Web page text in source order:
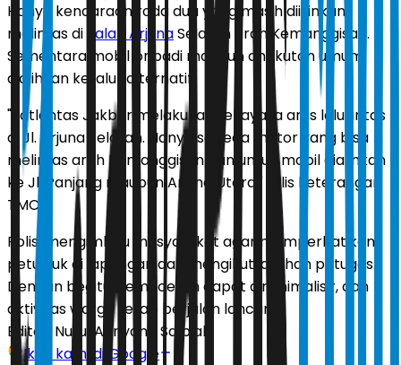
Hanya kendaraan roda dua yang masih diizinkan
melintas di
Jalan ArjunaSelatan arah Kemanggisan.
Sementara mobil pribadi maupun angkutan umum
dialihkan ke jalur alternatif.
"Satlantas Jakbar melakukan rekayasa arus lalu lintas
di Jl. Arjuna Selatan. Hanya sepeda motor yang bisa
melintas arah Kemanggisan dan untuk mobil dialihkan
ke Jl. Panjang maupun Arjuna Utara," tulis keterangan
TMC.
Polisi mengimbau masyarakat agar memperhatikan
petunjuk di lapangan dan mengikuti arahan petugas.
Dengan begitu, kemacetan dapat diminimalisir, dan
aktivitas warga tetap berjalan lancar.
Editor: Nurul Adriyana Salbiah
Ikuti kami di Google